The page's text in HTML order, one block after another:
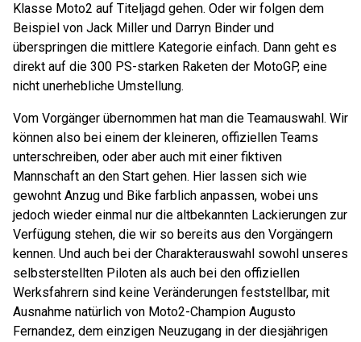
Klasse Moto2 auf Titeljagd gehen. Oder wir folgen dem
Beispiel von Jack Miller und Darryn Binder und
überspringen die mittlere Kategorie einfach. Dann geht es
direkt auf die 300 PS-starken Raketen der MotoGP, eine
nicht unerhebliche Umstellung.
Vom Vorgänger übernommen hat man die Teamauswahl. Wir
können also bei einem der kleineren, offiziellen Teams
unterschreiben, oder aber auch mit einer fiktiven
Mannschaft an den Start gehen. Hier lassen sich wie
gewohnt Anzug und Bike farblich anpassen, wobei uns
jedoch wieder einmal nur die altbekannten Lackierungen zur
Verfügung stehen, die wir so bereits aus den Vorgängern
kennen. Und auch bei der Charakterauswahl sowohl unseres
selbsterstellten Piloten als auch bei den offiziellen
Werksfahrern sind keine Veränderungen feststellbar, mit
Ausnahme natürlich von Moto2-Champion Augusto
Fernandez, dem einzigen Neuzugang in der diesjährigen